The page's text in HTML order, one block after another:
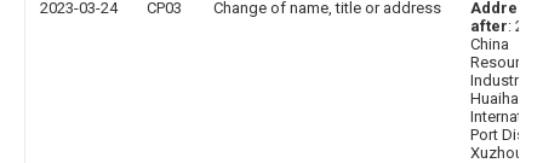
2023-03-24 CP03 Change of name, title or address
Address
after:
China
Industrial
Huaihai
Port
Xuzhou